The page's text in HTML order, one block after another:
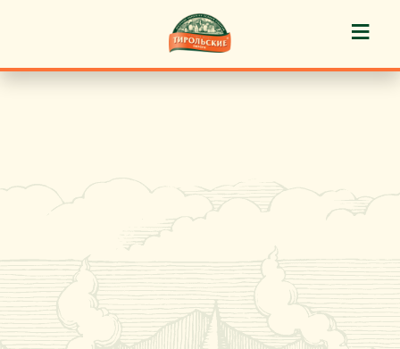
≡
Пирожные «Тирольские» ®
Торты «Тирольские» ®
Куличи
Кафе-кондитерские